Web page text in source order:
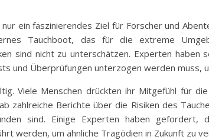
ein faszinierendes Ziel für Forscher und
Tauchboot, das für die extreme
sind nicht zu unterschätzen. Experten
und Überprüfungen unterzogen werden muss,
Viele Menschen drückten ihr Mitgefühl für
zahlreiche Berichte über die Risiken des
sind. Einige Experten haben gefordert,
werden, um ähnliche Tragödien in Zukunft zu